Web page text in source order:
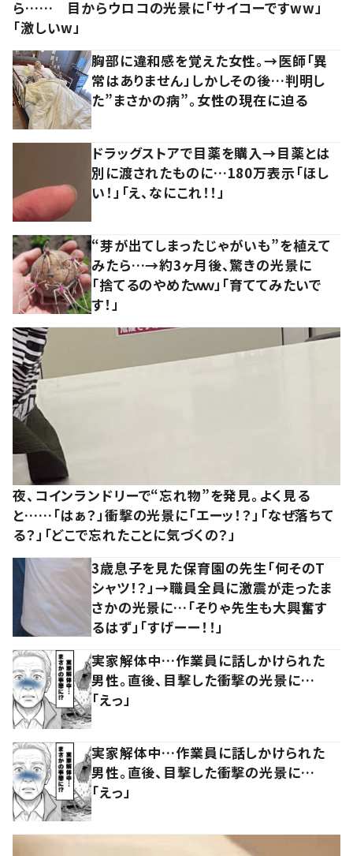
ら…… 目からウロコの光景に「サイコーですww」
「激しいw」
胸部に違和感を覚えた女性。→医師「異
常はありません」しかしその後…判明し
た”まさかの病”。女性の現在に迫る
ドラッグストアで目薬を購入→目薬とは
別に渡されたものに…180万表示「ほし
い！」「え、なにこれ！！」
“芽が出てしまったじゃがいも”を植えて
みたら…→約3ヶ月後、驚きの光景に
「捨てるのやめたｗｗ」「育ててみたいで
す！」
夜、コインランドリーで“忘れ物”を発見。よく見る
と……「はぁ？」衝撃の光景に「エーッ！？」「なぜ落ちて
る？」「どこで忘れたことに気づくの？」
3歳息子を見た保育園の先生「何そのT
シャツ！？」→職員全員に激震が走ったま
さかの光景に…「そりゃ先生も大興奮す
るはず」「すげーー！！」
実家解体中…作業員に話しかけられた
男性。直後、目撃した衝撃の光景に…
「えっ」
実家解体中…作業員に話しかけられた
男性。直後、目撃した衝撃の光景に…
「えっ」